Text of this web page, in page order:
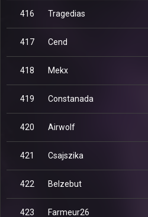
416 Tragedias
417 Cend
418 Mekx
419 Constanada
420 Airwolf
421 Csajszika
422 Belzebut
423 Farmeur26